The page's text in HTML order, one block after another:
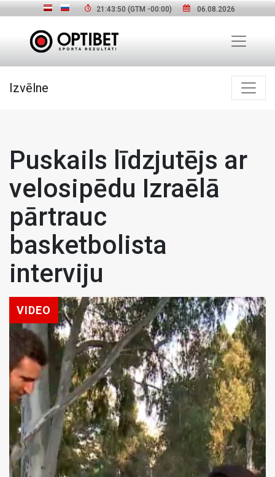
21:43:51(GTM -00:00) 06.08.2026
Izvēlne
Puskails līdzjutējs ar
velosipēdu Izraēlā
pārtrauc
basketbolista
interviju
VIDEO